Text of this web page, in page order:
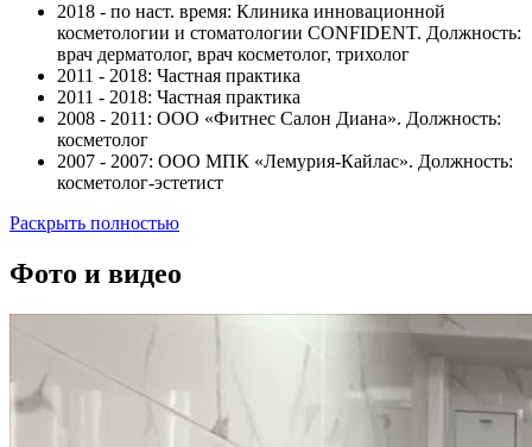
2018 - по наст. время: Клиника инновационной
косметологии и стоматологии CONFIDENT. Должность:
врач дерматолог, врач косметолог, трихолог
2011 - 2018: Частная практика
2011 - 2018: Частная практика
2008 - 2011: ООО «Фитнес Салон Диана». Должность:
косметолог
2007 - 2007: ООО МПК «Лемурия-Кайлас». Должность:
косметолог-эстетист
Раскрыть полностью
Фото и видео